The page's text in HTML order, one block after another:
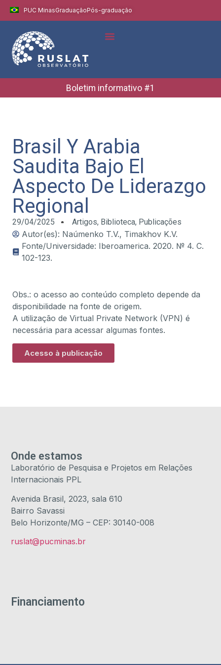
PUC MinasGraduaçãoPós-graduação
Boletim informativo #1
Brasil Y Arabia
Saudita Bajo El
Aspecto De Liderazgo
Regional
29/04/2025 Artigos, Biblioteca, Publicações
Autor(es): Naúmenko T.V., Timakhov K.V.
Fonte/Universidade: Iberoamerica. 2020. № 4. С.
102-123.
Obs.: o acesso ao conteúdo completo depende da
disponibilidade na fonte de origem.
A utilização de Virtual Private Network (VPN) é
necessária para acessar algumas fontes.
Acesso à publicação
Financiamento
Onde estamos
Laboratório de Pesquisa e Projetos em Relações
Internacionais PPL
Avenida Brasil, 2023, sala 610
Bairro Savassi
Belo Horizonte/MG – CEP: 30140-008
ruslat@pucminas.br